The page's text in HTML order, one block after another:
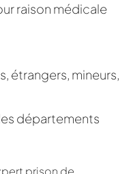
raison médicale
étrangers, mineurs,
départements